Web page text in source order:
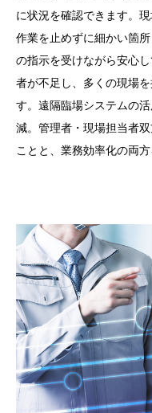
に状況を確認できます。
作業を止めずに細かい箇
の指示を受けながら安心
者が不足し、多くの現場
す。遠隔臨場システムの
減。管理者・現場担当者
ことと、業務効率化の両方